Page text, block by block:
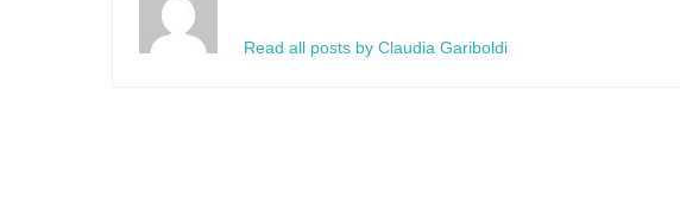
Read all posts by Claudia Gariboldi